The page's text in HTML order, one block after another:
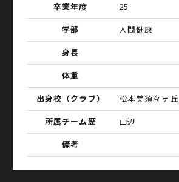
卒業年度
25
学部
人間健康
身長
体重
出身校（クラブ）
松本美須々ヶ丘
所属チーム歴
山辺
備考